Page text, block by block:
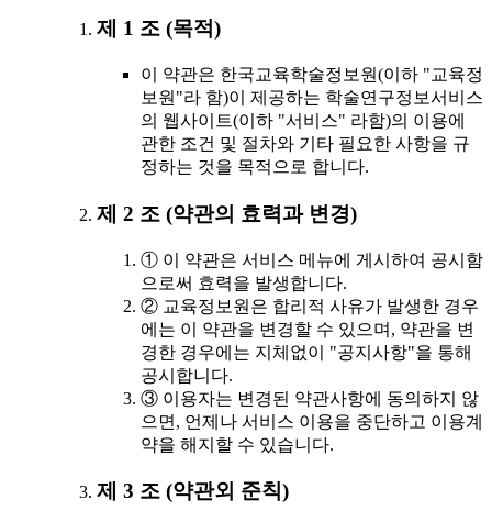
제 1 조 (목적)
이 약관은 한국교육학술정보원(이하 "교육정
보원"라 함)이 제공하는 학술연구정보서비스
의 웹사이트(이하 "서비스" 라함)의 이용에
관한 조건 및 절차와 기타 필요한 사항을 규
정하는 것을 목적으로 합니다.
제 2 조 (약관의 효력과 변경)
① 이 약관은 서비스 메뉴에 게시하여 공시함
으로써 효력을 발생합니다.
② 교육정보원은 합리적 사유가 발생한 경우
에는 이 약관을 변경할 수 있으며, 약관을 변
경한 경우에는 지체없이 "공지사항"을 통해
공시합니다.
③ 이용자는 변경된 약관사항에 동의하지 않
으면, 언제나 서비스 이용을 중단하고 이용계
약을 해지할 수 있습니다.
제 3 조 (약관외 준칙)